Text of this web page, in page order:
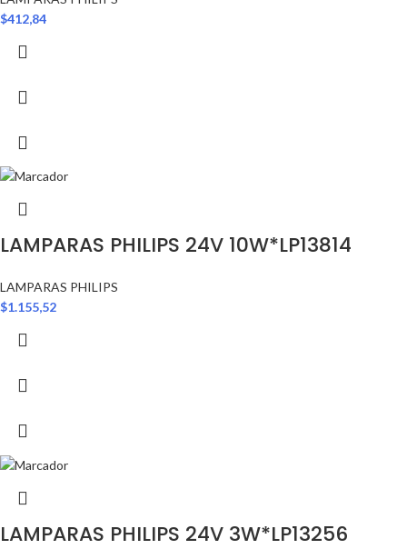
$412,84
LAMPARAS PHILIPS 24V 10W*LP13814
LAMPARAS PHILIPS
$1.155,52
LAMPARAS PHILIPS 24V 3W*LP13256